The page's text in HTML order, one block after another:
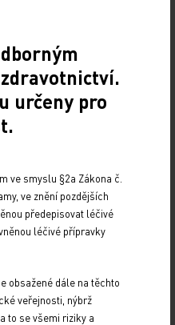
které se konalo
radnici v Praze, uvedl
III.…
určeny pro
ve smyslu §2a Zákona č.
ve znění pozdějších
předepisovat léčivé
léčivé přípravky
obsažené dále na těchto
veřejnosti, nýbrž
to se všemi riziky a